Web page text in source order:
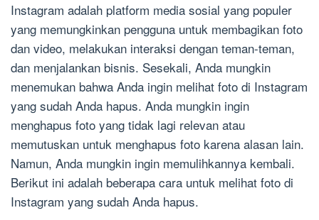
Instagram adalah platform media sosial yang populer
yang memungkinkan pengguna untuk membagikan foto
dan video, melakukan interaksi dengan teman-teman,
dan menjalankan bisnis. Sesekali, Anda mungkin
menemukan bahwa Anda ingin melihat foto di Instagram
yang sudah Anda hapus. Anda mungkin ingin
menghapus foto yang tidak lagi relevan atau
memutuskan untuk menghapus foto karena alasan lain.
Namun, Anda mungkin ingin memulihkannya kembali.
Berikut ini adalah beberapa cara untuk melihat foto di
Instagram yang sudah Anda hapus.